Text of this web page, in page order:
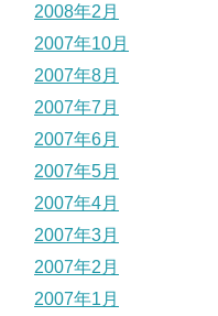
2008年2月
2007年10月
2007年8月
2007年7月
2007年6月
2007年5月
2007年4月
2007年3月
2007年2月
2007年1月